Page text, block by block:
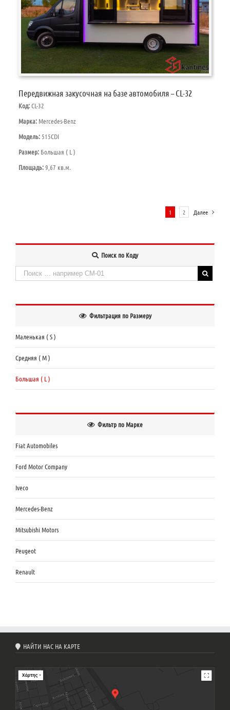
Передвижная закусочная на базе автомобиля – CL-32
Код:CL-32
Марка: Mercedes-Benz
Модель: 515CDI
Размер: Большая ( L )
Площадь:9,67 кв.м.
1 2 Далее
Поиск по Коду
Искать:
Фильтрация по Размеру
Маленькая ( S )
Средняя ( M )
Большая ( L )
Фильтр по Марке
Fiat Automobiles
Ford Motor Company
Iveco
Mercedes-Benz
Mitsubishi Motors
Peugeot
Renault
НАЙТИ НАС НА КАРТЕ